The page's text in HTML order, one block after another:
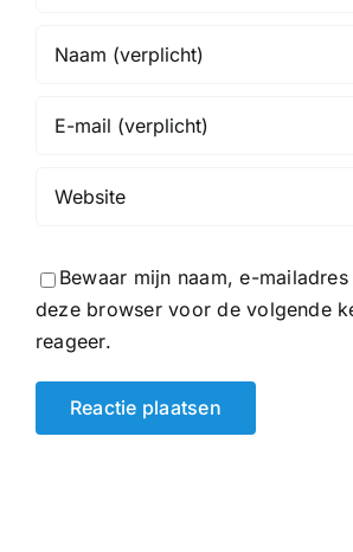
Bewaar mijn naam, e-
deze browser voor de volgende
reageer.